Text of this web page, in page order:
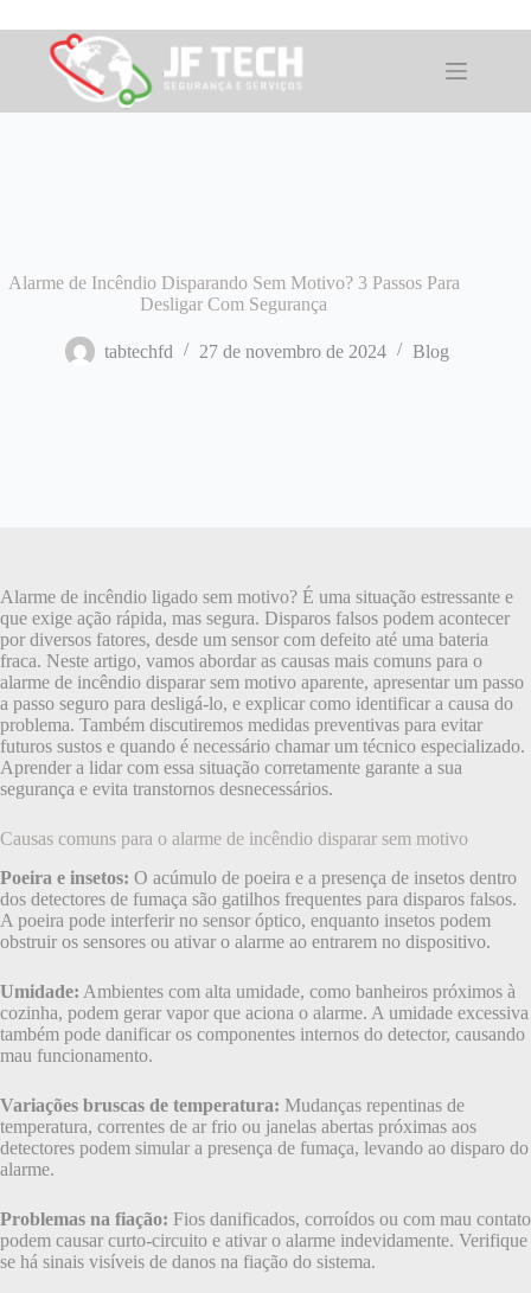
para
conteúdo
Alarme de Incêndio Disparando Sem Motivo? 3 Passos Para
Desligar Com Segurança
tabtechfd 27 de novembro de 2024 Blog
Alarme de incêndio ligado sem motivo? É uma situação estressante e
que exige ação rápida, mas segura. Disparos falsos podem acontecer
por diversos fatores, desde um sensor com defeito até uma bateria
fraca. Neste artigo, vamos abordar as causas mais comuns para o
alarme de incêndio disparar sem motivo aparente, apresentar um passo
a passo seguro para desligá-lo, e explicar como identificar a causa do
problema. Também discutiremos medidas preventivas para evitar
futuros sustos e quando é necessário chamar um técnico especializado.
Aprender a lidar com essa situação corretamente garante a sua
segurança e evita transtornos desnecessários.
Causas comuns para o alarme de incêndio disparar sem motivo
Poeira e insetos: O acúmulo de poeira e a presença de insetos dentro
dos detectores de fumaça são gatilhos frequentes para disparos falsos.
A poeira pode interferir no sensor óptico, enquanto insetos podem
obstruir os sensores ou ativar o alarme ao entrarem no dispositivo.
Umidade: Ambientes com alta umidade, como banheiros próximos à
cozinha, podem gerar vapor que aciona o alarme. A umidade excessiva
também pode danificar os componentes internos do detector, causando
mau funcionamento.
Variações bruscas de temperatura: Mudanças repentinas de
temperatura, correntes de ar frio ou janelas abertas próximas aos
detectores podem simular a presença de fumaça, levando ao disparo do
alarme.
Problemas na fiação: Fios danificados, corroídos ou com mau contato
podem causar curto-circuito e ativar o alarme indevidamente. Verifique
se há sinais visíveis de danos na fiação do sistema.